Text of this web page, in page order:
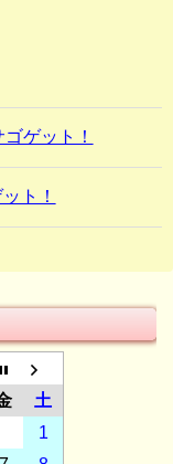
ゲット！
ト！
土
1